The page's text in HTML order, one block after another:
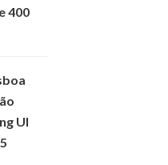
400
UI